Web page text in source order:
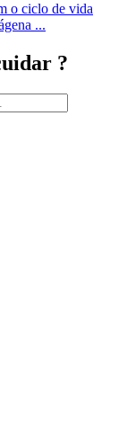
o ciclo de vida
...
?